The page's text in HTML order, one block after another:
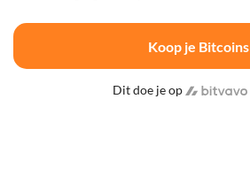
Koop je Bitcoins
Dit doe je op